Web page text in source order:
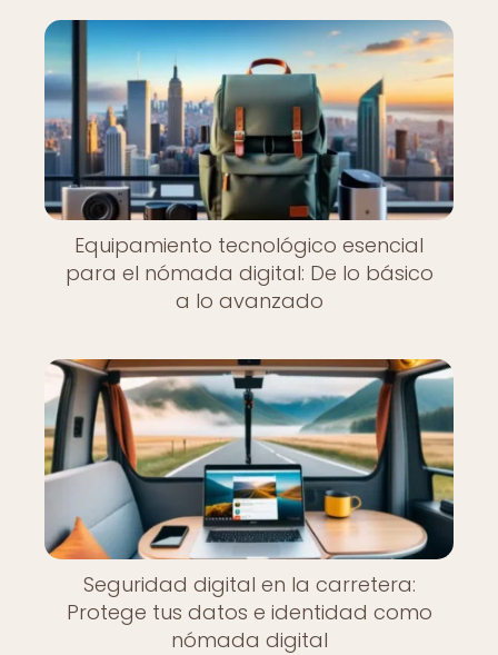
Equipamiento tecnológico esencial
para el nómada digital: De lo básico
a lo avanzado
Seguridad digital en la carretera:
Protege tus datos e identidad como
nómada digital